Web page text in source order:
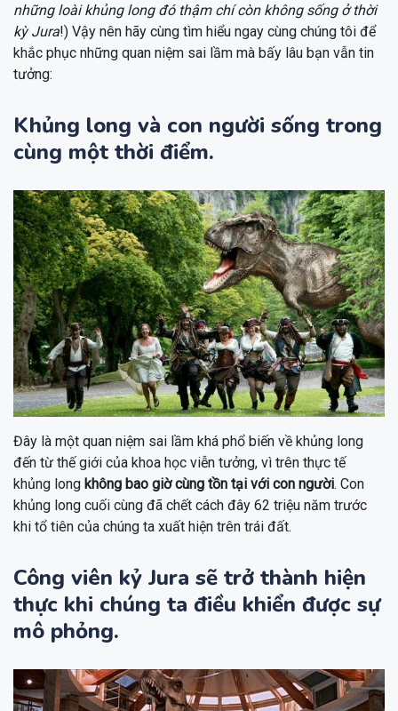
những loài khủng long đó thậm chí còn không sống ở thời
kỳ Jura!) Vậy nên hãy cùng tìm hiểu ngay cùng chúng tôi để
khắc phục những quan niệm sai lầm mà bấy lâu bạn vẫn tin
tưởng:
Khủng long và con người sống trong
cùng một thời điểm.
Đây là một quan niệm sai lầm khá phổ biến về khủng long
đến từ thế giới của khoa học viễn tưởng, vì trên thực tế
khủng long không bao giờ cùng tồn tại với con người. Con
khủng long cuối cùng đã chết cách đây 62 triệu năm trước
khi tổ tiên của chúng ta xuất hiện trên trái đất.
Công viên kỷ Jura sẽ trở thành hiện
thực khi chúng ta điều khiển được sự
mô phỏng.